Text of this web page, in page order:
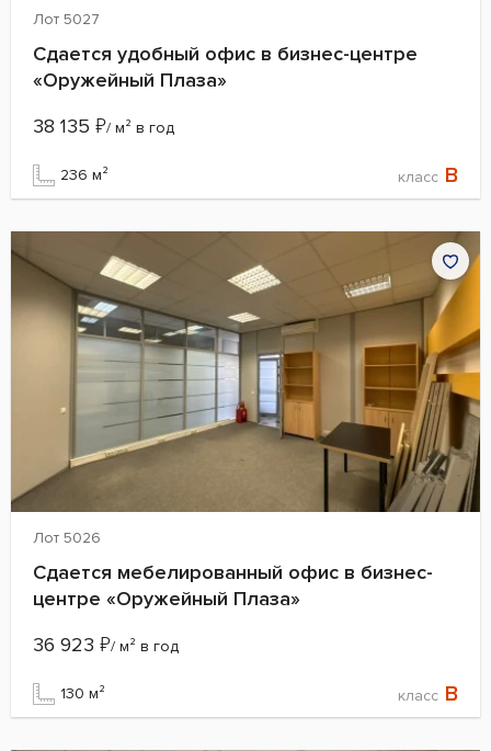
Лот 5027
Сдается удобный офис в бизнес-центре
«Оружейный Плаза»
38 135 ₽/ м² в год
236 м² класс B
Лот 5026
Сдается мебелированный офис в бизнес-
центре «Оружейный Плаза»
36 923 ₽/ м² в год
130 м² класс B